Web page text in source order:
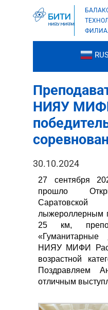
НИЯУ
30.10.2024
27 сентября
прошло
лыжероллерным
25 км,
НИЯУ МИФИ
возрастной
Поздравляем
отличным